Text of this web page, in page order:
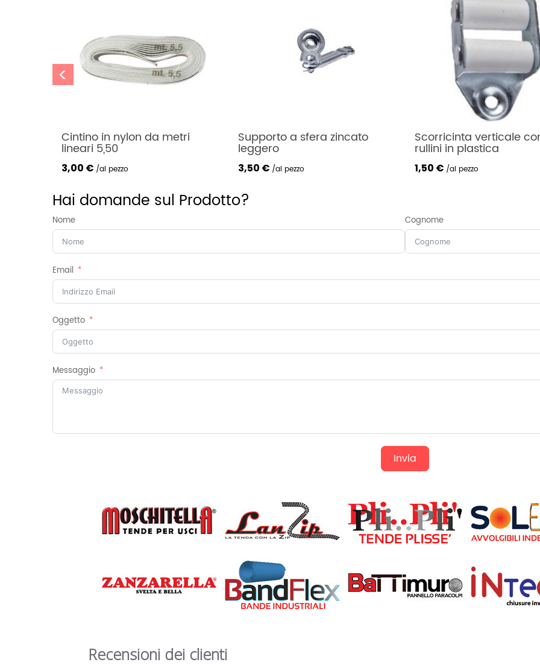
<
Supporto a sfera zincato
leggero
3,50 € al pezzo
Scorricinta verticale con 2
rullini in plastica
1,50 € al pezzo
Motore radiomatic tipo
avvolgibili con fine
meccanico
170,50 € al pezzo
Hai domande sul Prodotto?
Nome Cognome
Email
Oggetto
Messaggio
Invia
Recensioni dei clienti